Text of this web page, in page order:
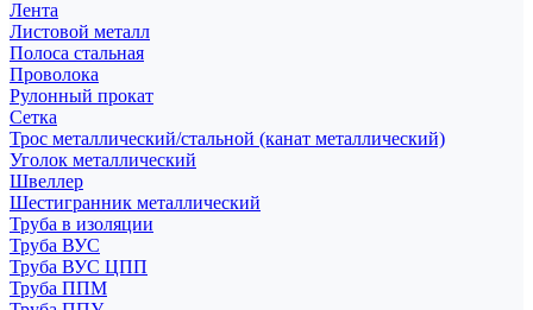
Лента
Листовой металл
Полоса стальная
Проволока
Рулонный прокат
Сетка
Трос металлический/стальной (канат металлический)
Уголок металлический
Швеллер
Шестигранник металлический
Труба в изоляции
Труба ВУС
Труба ВУС ЦПП
Труба ППМ